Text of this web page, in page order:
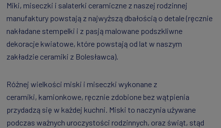
Miki, miseczki i salaterki ceramiczne z naszej rodzinnej
manufaktury powstają z najwyższą dbałością o detale (ręcznie
nakładane stempelki i z pasją malowane podszkliwne
dekoracje kwiatowe, które powstają od lat w naszym
zakładzie ceramiki z Bolesławca).
Różnej wielkości miski i miseczki wykonane z
ceramiki, kamionkowe, ręcznie zdobione bez wątpienia
przydadzą się w każdej kuchni. Miski to naczynia używane
podczas ważnych uroczystości rodzinnych, oraz świąt, stąd